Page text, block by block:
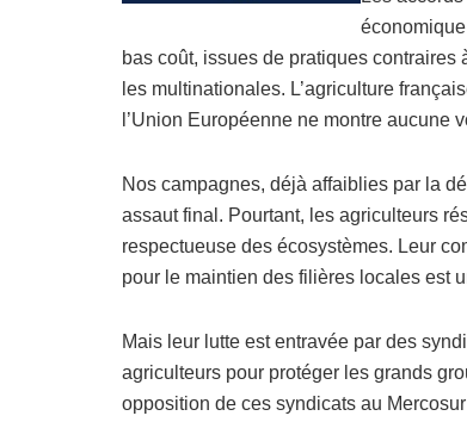
bas coût, issues de pratiques
les multinationales. L’agriculture
l’Union Européenne ne montre aucune
Nos campagnes, déjà affaiblies par la
assaut final. Pourtant, les agriculteurs
respectueuse des écosystèmes. Leur
pour le maintien des filières locales est
Mais leur lutte est entravée par des
agriculteurs pour protéger les grands
opposition de ces syndicats au